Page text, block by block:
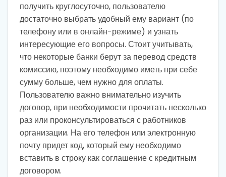
получить круглосуточно, пользователю
достаточно выбрать удобный ему вариант (по
телефону или в онлайн-режиме) и узнать
интересующие его вопросы. Стоит учитывать,
что некоторые банки берут за перевод средств
комиссию, поэтому необходимо иметь при себе
сумму больше, чем нужно для оплаты.
Пользователю важно внимательно изучить
договор, при необходимости прочитать несколько
раз или проконсультироваться с работников
организации. На его телефон или электронную
почту придет код, который ему необходимо
вставить в строку как соглашение с кредитным
договором.